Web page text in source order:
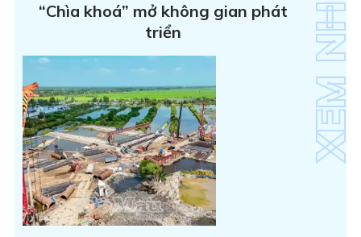
“Chìa khoá” mở không gian phát
triển